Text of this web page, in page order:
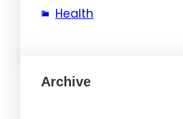
Health
Archive